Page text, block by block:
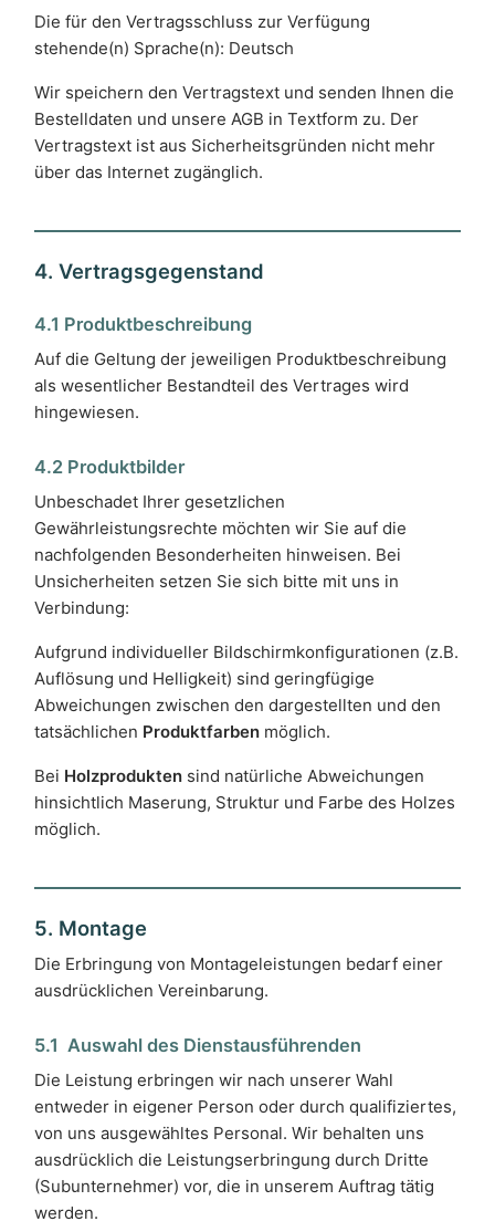
Die für den Vertragsschluss zur Verfügung
stehende(n) Sprache(n): Deutsch
Wir speichern den Vertragstext und senden Ihnen die
Bestelldaten und unsere AGB in Textform zu. Der
Vertragstext ist aus Sicherheitsgründen nicht mehr
über das Internet zugänglich.
4. Vertragsgegenstand
4.1 Produktbeschreibung
Auf die Geltung der jeweiligen Produktbeschreibung
als wesentlicher Bestandteil des Vertrages wird
hingewiesen.
4.2 Produktbilder
Unbeschadet Ihrer gesetzlichen
Gewährleistungsrechte möchten wir Sie auf die
nachfolgenden Besonderheiten hinweisen. Bei
Unsicherheiten setzen Sie sich bitte mit uns in
Verbindung:
Aufgrund individueller Bildschirmkonfigurationen (z.B.
Auflösung und Helligkeit) sind geringfügige
Abweichungen zwischen den dargestellten und den
tatsächlichen Produktfarben möglich.
Bei Holzprodukten sind natürliche Abweichungen
hinsichtlich Maserung, Struktur und Farbe des Holzes
möglich.
5. Montage
Die Erbringung von Montageleistungen bedarf einer
ausdrücklichen Vereinbarung.
5.1 Auswahl des Dienstausführenden
Die Leistung erbringen wir nach unserer Wahl
entweder in eigener Person oder durch qualifiziertes,
von uns ausgewähltes Personal. Wir behalten uns
ausdrücklich die Leistungserbringung durch Dritte
(Subunternehmer) vor, die in unserem Auftrag tätig
werden.